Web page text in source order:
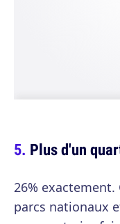
Plus d'un
26% exactement.
parcs nationaux